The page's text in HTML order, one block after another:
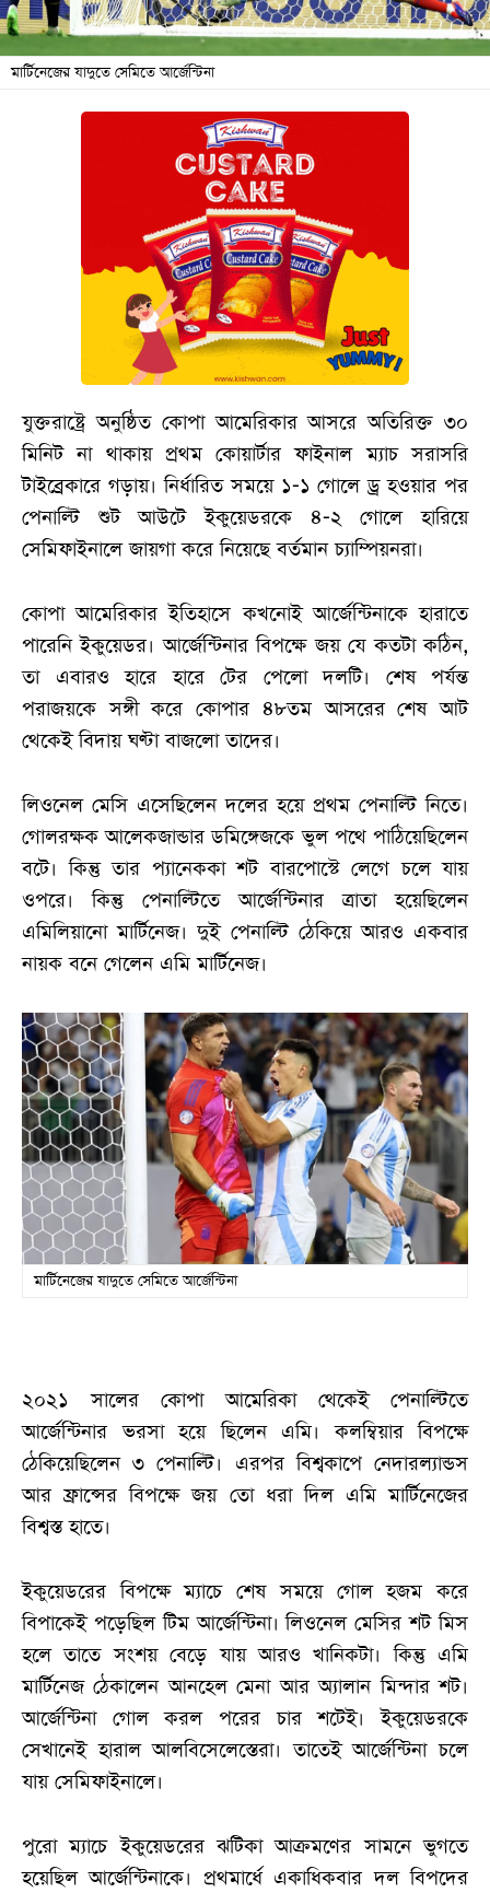
বিনোদন
অর্থনীতি
আর্কাইভ
মার্টিনেজের যাদুতে সেমিতে আর্জেন্টিনা
যুক্তরাষ্ট্রে অনুষ্ঠিত কোপা আমেরিকার আসরে অতিরিক্ত ৩০
মিনিট না থাকায় প্রথম কোয়ার্টার ফাইনাল ম্যাচ সরাসরি
টাইব্রেকারে গড়ায়। নির্ধারিত সময়ে ১-১ গোলে ড্র হওয়ার পর
পেনাল্টি শুট আউটে ইকুয়েডরকে ৪-২ গোলে হারিয়ে
সেমিফাইনালে জায়গা করে নিয়েছে বর্তমান চ্যাম্পিয়নরা।
কোপা আমেরিকার ইতিহাসে কখনোই আর্জেন্টিনাকে হারাতে
পারেনি ইকুয়েডর। আর্জেন্টিনার বিপক্ষে জয় যে কতটা কঠিন,
তা এবারও হারে হারে টের পেলো দলটি। শেষ পর্যন্ত
পরাজয়কে সঙ্গী করে কোপার ৪৮তম আসরের শেষ আট
থেকেই বিদায় ঘণ্টা বাজলো তাদের।
লিওনেল মেসি এসেছিলেন দলের হয়ে প্রথম পেনাল্টি নিতে।
গোলরক্ষক আলেকজান্ডার ডমিঙ্গেজকে ভুল পথে পাঠিয়েছিলেন
বটে। কিন্তু তার প্যানেককা শট বারপোস্টে লেগে চলে যায়
ওপরে। কিন্তু পেনাল্টিতে আর্জেন্টিনার ত্রাতা হয়েছিলেন
এমিলিয়ানো মার্টিনেজ। দুই পেনাল্টি ঠেকিয়ে আরও একবার
নায়ক বনে গেলেন এমি মার্টিনেজ।
মার্টিনেজের যাদুতে সেমিতে আর্জেন্টিনা
২০২১ সালের কোপা আমেরিকা থেকেই পেনাল্টিতে
আর্জেন্টিনার ভরসা হয়ে ছিলেন এমি। কলম্বিয়ার বিপক্ষে
ঠেকিয়েছিলেন ৩ পেনাল্টি। এরপর বিশ্বকাপে নেদারল্যান্ডস
আর ফ্রান্সের বিপক্ষে জয় তো ধরা দিল এমি মার্টিনেজের
বিশ্বস্ত হাতে।
ইকুয়েডরের বিপক্ষে ম্যাচে শেষ সময়ে গোল হজম করে
বিপাকেই পড়েছিল টিম আর্জেন্টিনা। লিওনেল মেসির শট মিস
হলে তাতে সংশয় বেড়ে যায় আরও খানিকটা। কিন্তু এমি
মার্টিনেজ ঠেকালেন আনহেল মেনা আর অ্যালান মিন্দার শট।
আর্জেন্টিনা গোল করল পরের চার শটেই। ইকুয়েডরকে
সেখানেই হারাল আলবিসেলেস্তেরা। তাতেই আর্জেন্টিনা চলে
যায় সেমিফাইনালে।
পুরো ম্যাচে ইকুয়েডরের ঝটিকা আক্রমণের সামনে ভুগতে
হয়েছিল আর্জেন্টিনাকে। প্রথমার্ধে একাধিকবার দল বিপদের